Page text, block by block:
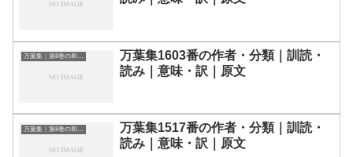
万葉集｜第8巻の和歌一覧
万葉集1603番の作者・分類｜訓読・
読み｜意味・訳｜原文
万葉集｜第8巻の和歌一覧
万葉集1517番の作者・分類｜訓読・
読み｜意味・訳｜原文